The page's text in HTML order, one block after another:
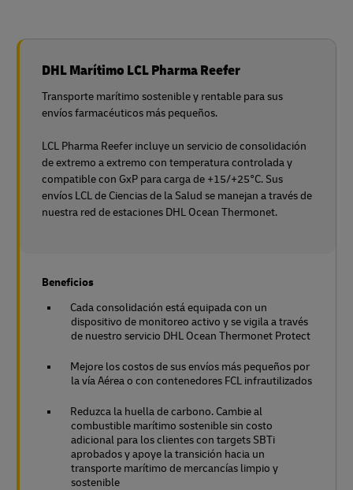
DHL Marítimo LCL Pharma Reefer
Transporte marítimo sostenible y rentable para sus
envíos farmacéuticos más pequeños.
LCL Pharma Reefer incluye un servicio de consolidación
de extremo a extremo con temperatura controlada y
compatible con GxP para carga de +15/+25°C. Sus
envíos LCL de Ciencias de la Salud se manejan a través de
nuestra red de estaciones DHL Ocean Thermonet.
Beneficios
Cada consolidación está equipada con un
dispositivo de monitoreo activo y se vigila a través
de nuestro servicio DHL Ocean Thermonet Protect
Mejore los costos de sus envíos más pequeños por
la vía Aérea o con contenedores FCL infrautilizados
Reduzca la huella de carbono. Cambie al
combustible marítimo sostenible sin costo
adicional para los clientes con targets SBTi
aprobados y apoye la transición hacia un
transporte marítimo de mercancías limpio y
sostenible